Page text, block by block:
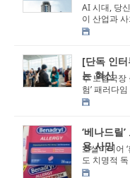
AI 시대, 당
이 산업과
와 전문인들
[단독 인터
는 혁신
주 보험국장
험’ 패러다
제 캘리포니
‘베나드릴
용 사망
소셜미디어
도 치명적
아동 ...